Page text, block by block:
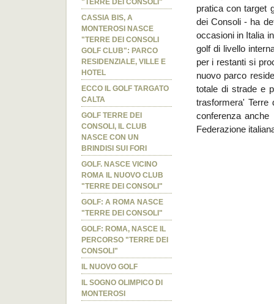
CASSIA BIS, A
MONTEROSI NASCE
"TERRE DEI CONSOLI
GOLF CLUB": PARCO
RESIDENZIALE, VILLE E
HOTEL
ECCO IL GOLF TARGATO
CALTA
GOLF TERRE DEI
CONSOLI, IL CLUB
NASCE CON UN
BRINDISI SUI FORI
GOLF. NASCE VICINO
ROMA IL NUOVO CLUB
"TERRE DEI CONSOLI"
GOLF: A ROMA NASCE
"TERRE DEI CONSOLI"
GOLF: ROMA, NASCE IL
PERCORSO "TERRE DEI
CONSOLI"
IL NUOVO GOLF
IL SOGNO OLIMPICO DI
MONTEROSI
pratica con target
dei Consoli - ha
occasioni in Italia
golf di livello
per i restanti si
nuovo parco
totale di strade e
trasformera' Terre
conferenza
Federazione